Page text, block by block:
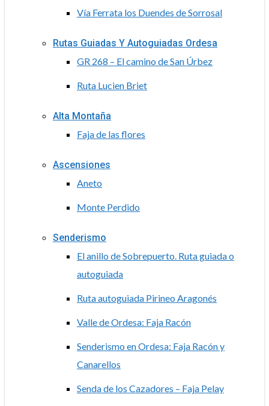
Vía Ferrata los Duendes de Sorrosal
Rutas Guiadas Y Autoguiadas Ordesa
GR 268 – El camino de San Úrbez
Ruta Lucien Briet
Alta Montaña
Faja de las flores
Ascensiones
Aneto
Monte Perdido
Senderismo
El anillo de Sobrepuerto. Ruta guiada o
autoguiada
Ruta autoguiada Pirineo Aragonés
Valle de Ordesa: Faja Racón
Senderismo en Ordesa: Faja Racón y
Canarellos
Senda de los Cazadores – Faja Pelay